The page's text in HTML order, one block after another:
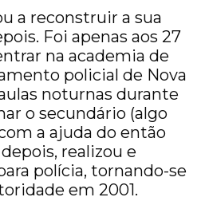
a reconstruir a sua
Foi apenas aos 27
na academia de
policial de Nova
noturnas durante
o secundário (algo
a ajuda do então
realizou e
polícia, tornando-se
em 2001.